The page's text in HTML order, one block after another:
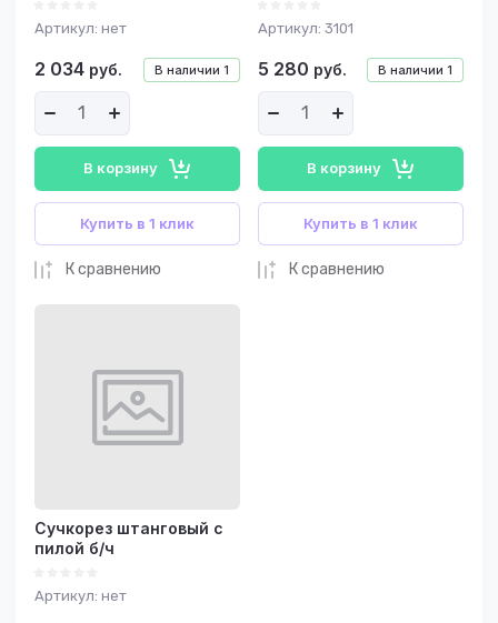
Артикул: нет
В наличии 1
2 034 руб.
В корзину
Купить в 1 клик
К сравнению
Артикул: 3101
В наличии 1
5 280 руб.
В корзину
Купить в 1 клик
К сравнению
Сучкорез штанговый с
пилой б/ч
Артикул: нет